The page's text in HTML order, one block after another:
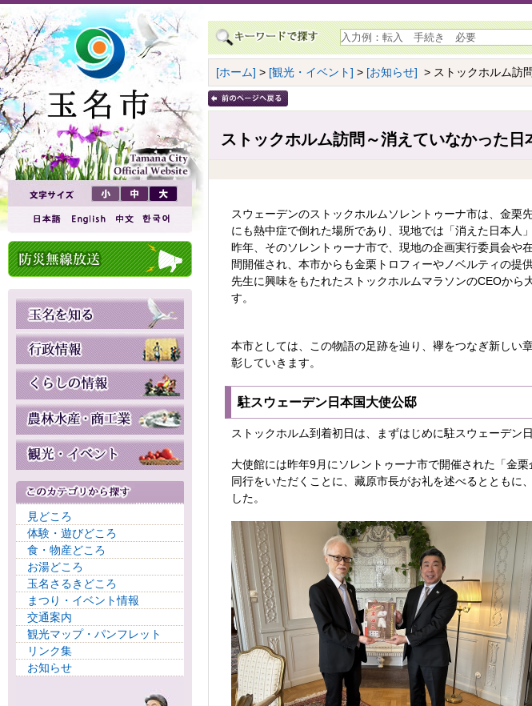
見どころ
体験・遊びどころ
食・物産どころ
お湯どころ
玉名さるきどころ
まつり・イベント情報
交通案内
観光マップ・パンフレット
リンク集
お知らせ
[ホーム] > [観光・イベント] > [お知らせ] > ストックホルム訪
ストックホルム訪問～消えていなかった日
スウェーデンのストックホルムソレントゥーナ市は、金
にも熱中症で倒れた場所であり、現地では「消えた日本人
昨年、そのソレントゥーナ市で、現地の企画実行委員会や
間開催され、本市からも金栗トロフィーやノベルティの提
先生に興味をもたれたストックホルムマラソンのCEOか
す。
本市としては、この物語の足跡を辿り、襷をつなぎ新しい
彰していきます。
駐スウェーデン日本国大使公邸
ストックホルム到着初日は、まずはじめに駐スウェーデン
大使館には昨年9月にソレントゥーナ市で開催された「金
同行をいただくことに、藏原市長がお礼を述べるとともに
した。